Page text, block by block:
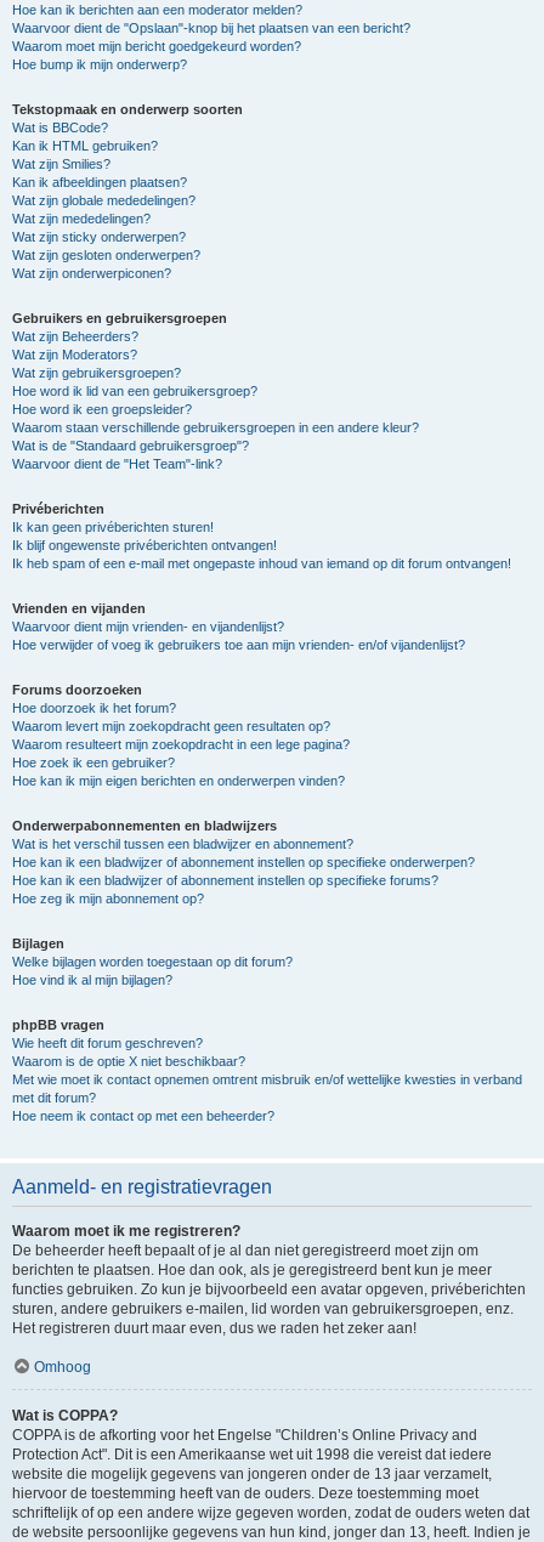
Hoe kan ik berichten aan een moderator melden?
Waarvoor dient de "Opslaan"-knop bij het plaatsen van een bericht?
Waarom moet mijn bericht goedgekeurd worden?
Hoe bump ik mijn onderwerp?
Tekstopmaak en onderwerp soorten
Wat is BBCode?
Kan ik HTML gebruiken?
Wat zijn Smilies?
Kan ik afbeeldingen plaatsen?
Wat zijn globale mededelingen?
Wat zijn mededelingen?
Wat zijn sticky onderwerpen?
Wat zijn gesloten onderwerpen?
Wat zijn onderwerpiconen?
Gebruikers en gebruikersgroepen
Wat zijn Beheerders?
Wat zijn Moderators?
Wat zijn gebruikersgroepen?
Hoe word ik lid van een gebruikersgroep?
Hoe word ik een groepsleider?
Waarom staan verschillende gebruikersgroepen in een andere kleur?
Wat is de "Standaard gebruikersgroep"?
Waarvoor dient de "Het Team"-link?
Privéberichten
Ik kan geen privéberichten sturen!
Ik blijf ongewenste privéberichten ontvangen!
Ik heb spam of een e-mail met ongepaste inhoud van iemand op dit forum ontvangen!
Vrienden en vijanden
Waarvoor dient mijn vrienden- en vijandenlijst?
Hoe verwijder of voeg ik gebruikers toe aan mijn vrienden- en/of vijandenlijst?
Forums doorzoeken
Hoe doorzoek ik het forum?
Waarom levert mijn zoekopdracht geen resultaten op?
Waarom resulteert mijn zoekopdracht in een lege pagina?
Hoe zoek ik een gebruiker?
Hoe kan ik mijn eigen berichten en onderwerpen vinden?
Onderwerpabonnementen en bladwijzers
Wat is het verschil tussen een bladwijzer en abonnement?
Hoe kan ik een bladwijzer of abonnement instellen op specifieke onderwerpen?
Hoe kan ik een bladwijzer of abonnement instellen op specifieke forums?
Hoe zeg ik mijn abonnement op?
Bijlagen
Welke bijlagen worden toegestaan op dit forum?
Hoe vind ik al mijn bijlagen?
phpBB vragen
Wie heeft dit forum geschreven?
Waarom is de optie X niet beschikbaar?
Met wie moet ik contact opnemen omtrent misbruik en/of wettelijke kwesties in verband
met dit forum?
Hoe neem ik contact op met een beheerder?
Aanmeld- en registratievragen
Waarom moet ik me registreren?
De beheerder heeft bepaalt of je al dan niet geregistreerd moet zijn om
berichten te plaatsen. Hoe dan ook, als je geregistreerd bent kun je meer
functies gebruiken. Zo kun je bijvoorbeeld een avatar opgeven, privéberichten
sturen, andere gebruikers e-mailen, lid worden van gebruikersgroepen, enz.
Het registreren duurt maar even, dus we raden het zeker aan!
Omhoog
Wat is COPPA?
COPPA is de afkorting voor het Engelse "Children’s Online Privacy and
Protection Act". Dit is een Amerikaanse wet uit 1998 die vereist dat iedere
website die mogelijk gegevens van jongeren onder de 13 jaar verzamelt,
hiervoor de toestemming heeft van de ouders. Deze toestemming moet
schriftelijk of op een andere wijze gegeven worden, zodat de ouders weten dat
de website persoonlijke gegevens van hun kind, jonger dan 13, heeft. Indien je